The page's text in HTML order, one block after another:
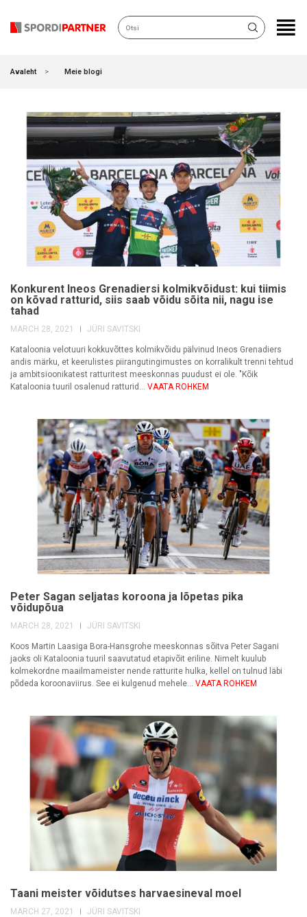
KATEGOORIAD
Avaleht Meie blogi
Konkurent Ineos Grenadiersi kolmikvõidust: kui tiimis
on kõvad ratturid, siis saab võidu sõita nii, nagu ise
tahad
MARCH 28, 2021 JÜRI SAVITSKI
Kataloonia velotuuri kokkuvõttes kolmikvõidu pälvinud Ineos Grenadiers
andis märku, et keerulistes piirangutingimustes on korralikult trenni tehtud
ja ambitsioonikatest ratturitest meeskonnas puudust ei ole. "Kõik
Kataloonia tuuril osalenud ratturid... VAATA ROHKEM
Peter Sagan seljatas koroona ja lõpetas pika
võidupõua
MARCH 28, 2021 JÜRI SAVITSKI
Koos Martin Laasiga Bora-Hansgrohe meeskonnas sõitva Peter Sagani
jaoks oli Kataloonia tuuril saavutatud etapivõit eriline. Nimelt kuulub
kolmekordne maailmameister nende ratturite hulka, kellel on tulnud läbi
põdeda koroonaviirus. See ei kulgenud mehele... VAATA ROHKEM
Taani meister võidutses harvaesineval moel
MARCH 27, 2021 JÜRI SAVITSKI